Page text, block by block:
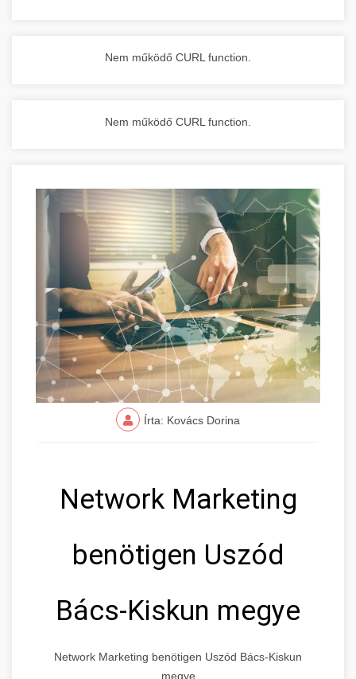
Nem működő CURL function.
Nem működő CURL function.
Írta: Kovács Dorina
Network Marketing
benötigen Uszód
Bács-Kiskun megye
Network Marketing benötigen Uszód Bács-Kiskun
megye